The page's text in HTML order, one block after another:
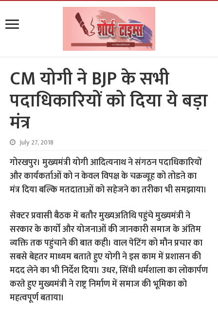
CM योगी ने BJP के सभी
पदाधिकारियों को दिया ये बड़ा
मंत्र
July 27, 2018
गोरखपुर। मुख्यमंत्री योगी आदित्यनाथ ने संगठन पदाधिकारियों
और कार्यकर्ताओं को न केवल विपक्ष के चक्रव्यूह को तोडऩे का
मंत्र दिया बल्कि मतदाताओं को सहेजने का तरीका भी समझाया।
सेक्टर प्रवासी बैठक में बतौर मुख्यअतिथि पहुंचे मुख्यमंत्री ने
सरकार के कार्यों और योजनाओं की जानकारी समाज के अंतिम
व्यक्ति तक पहुंचाने की बात कही। वाल पेटिंग को मौन प्रचार का
सबसे बेहतर माध्यम बताते हुए योगी ने इस काम में प्रशासन की
मदद लेने का भी निर्देश दिया। उधर, सिंधी धर्मशाला का लोकार्पण
करते हुए मुख्यमंत्री ने राष्ट्र निर्माण में समाज की भूमिका को
महत्वपूर्ण बताया।